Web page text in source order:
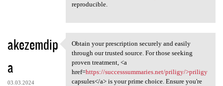
reproducible.
akezemdip
a
03.03.2024
Obtain your prescription
Obtain your prescription securely and easily
through our trusted source. For those seeking
proven treatment, <a
href=https://successsummaries.net/priligy/>priligy
capsules</a> is your prime choice. Ensure you're